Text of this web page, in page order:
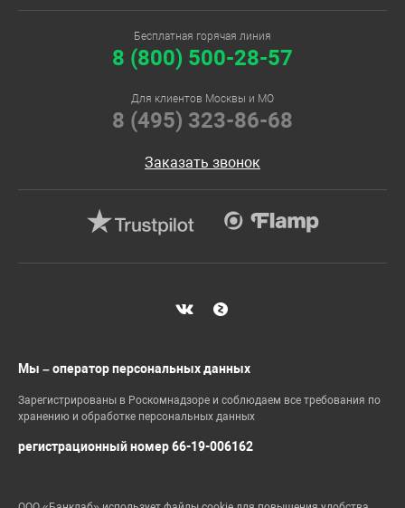
Бесплатная горячая линия
8 (800) 500-28-57
Для клиентов Москвы и МО
8 (495) 323-86-68
Заказать звонок
Мы – оператор персональных данных
Зарегистрированы в Роскомнадзоре и соблюдаем все требования по
хранению и обработке персональных данных
регистрационный номер 66-19-006162